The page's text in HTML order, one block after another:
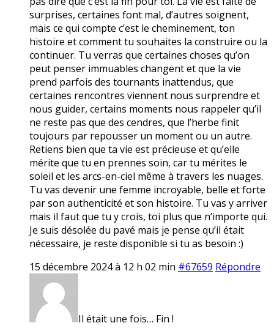
surprises, certaines font mal, d’autres soignent,
mais ce qui compte c’est le cheminement, ton
histoire et comment tu souhaites la construire ou la
continuer. Tu verras que certaines choses qu’on
peut penser immuables changent et que la vie
prend parfois des tournants inattendus, que
certaines rencontres viennent nous surprendre et
nous guider, certains moments nous rappeler qu’il
ne reste pas que des cendres, que l’herbe finit
toujours par repousser un moment ou un autre.
Retiens bien que ta vie est précieuse et qu’elle
mérite que tu en prennes soin, car tu mérites le
soleil et les arcs-en-ciel même à travers les nuages.
Tu vas devenir une femme incroyable, belle et forte
par son authenticité et son histoire. Tu vas y arriver
mais il faut que tu y crois, toi plus que n’importe qui.
Je suis désolée du pavé mais je pense qu’il était
nécessaire, je reste disponible si tu as besoin :)
15 décembre 2024 à 12 h 02 min #67659 Répondre
Il était une fois… Fin !